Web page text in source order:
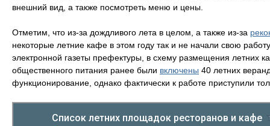
внешний вид, а также посмотреть меню и цены.
Отметим, что из-за дождливого лета в целом, а также из-за
некоторые летние кафе в этом году так и не начали свою
электронной газеты префектуры, в схему размещения летних
общественного питания ранее были включены 40 летних
функционирование, однако фактически к работе приступили